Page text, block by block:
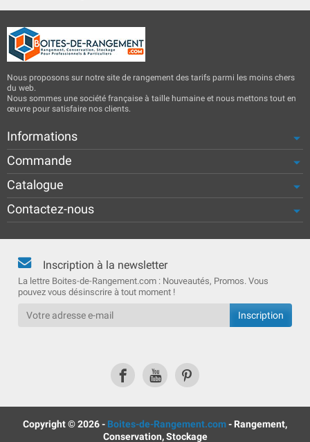
Nous proposons sur notre site de rangement des tarifs parmi les moins chers
du web.
Nous sommes une société française à taille humaine et nous mettons tout en
œuvre pour satisfaire nos clients.
Informations
Commande
Catalogue
Contactez-nous
Inscription à la newsletter
La lettre Boites-de-Rangement.com : Nouveautés, Promos. Vous
pouvez vous désinscrire à tout moment !
Copyright © 2026 - Boites-de-Rangement.com- Rangement,
Conservation, Stockage